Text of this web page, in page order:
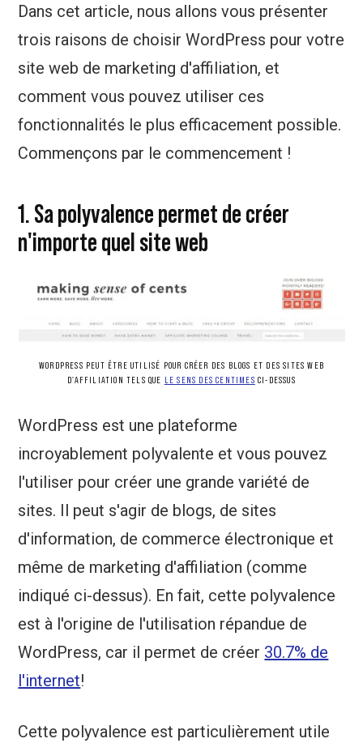
Dans cet article, nous allons vous présenter
trois raisons de choisir WordPress pour votre
site web de marketing d'affiliation, et
comment vous pouvez utiliser ces
fonctionnalités le plus efficacement possible.
Commençons par le commencement !
1. Sa polyvalence permet de créer
n'importe quel site web
WORDPRESS PEUT ÊTRE UTILISÉ POUR CRÉER DES BLOGS ET DES SITES WEB
D'AFFILIATION TELS QUE LE SENS DES CENTIMES CI-DESSUS
WordPress est une plateforme
incroyablement polyvalente et vous pouvez
l'utiliser pour créer une grande variété de
sites. Il peut s'agir de blogs, de sites
d'information, de commerce électronique et
même de marketing d'affiliation (comme
indiqué ci-dessus). En fait, cette polyvalence
est à l'origine de l'utilisation répandue de
WordPress, car il permet de créer 30.7% de
l'internet!
Cette polyvalence est particulièrement utile